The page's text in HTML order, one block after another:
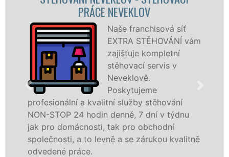
Naše franchisová síť
EXTRA STĚHOVÁNÍ vám
zajišťuje kompletní
stěhovací servis v
Neveklově.
Poskytujeme
služby stěhování
denně, 7 dní v týdnu
tak pro obchodní
levně a se zárukou kvalitně
služby
celém okresu
franchisové sítě
Nabízíme